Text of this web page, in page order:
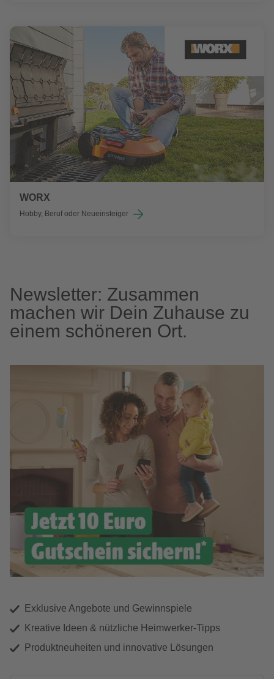
WORX
Hobby, Beruf oder Neueinsteiger
Newsletter: Zusammen
machen wir Dein Zuhause zu
einem schöneren Ort.
Exklusive Angebote und Gewinnspiele
Kreative Ideen & nützliche Heimwerker-Tipps
Produktneuheiten und innovative Lösungen